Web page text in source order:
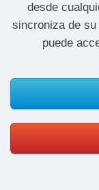
desde
sincroniza de
puede